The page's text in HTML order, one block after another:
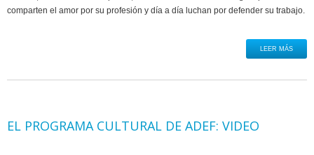
comparten el amor por su profesión y día a día luchan por defender su trabajo.
LEER MÁS
EL PROGRAMA CULTURAL DE ADEF: VIDEO